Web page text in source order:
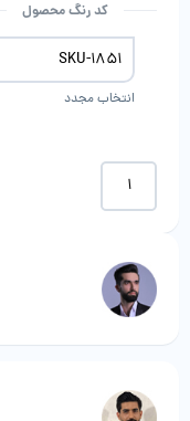
کد رنگ محصول
انتخاب مجدد
موکت
سرامیکی
همدان
موکت
عدد